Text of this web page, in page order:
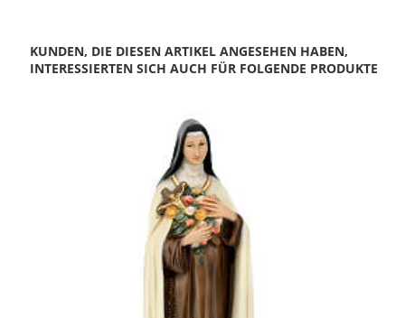
KUNDEN, DIE DIESEN ARTIKEL ANGESEHEN HABEN,
INTERESSIERTEN SICH AUCH FÜR FOLGENDE PRODUKTE